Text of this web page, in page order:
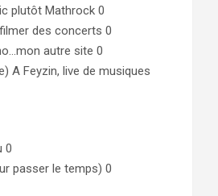
plutôt Mathrock 0
des concerts 0
autre site 0
A Feyzin, live de musiques
0
passer le temps) 0